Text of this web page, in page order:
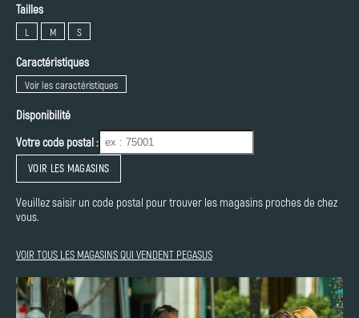
Tailles
L M S
Caractéristiques
Voir les caractéristiques
Disponibilité
Votre code postal :
VOIR LES MAGASINS
Veuillez saisir un code postal pour trouver les magasins proches de chez
vous.
VOIR TOUS LES MAGASINS QUI VENDENT PEGASUS